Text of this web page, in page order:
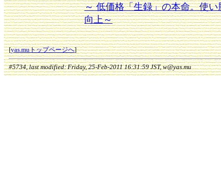
～ 低価格「生録」の本命。使
向上～
[yas.muトップページへ]
#5734, last modified: Friday, 25-Feb-2011 16:31:59 JST, w@yas.mu